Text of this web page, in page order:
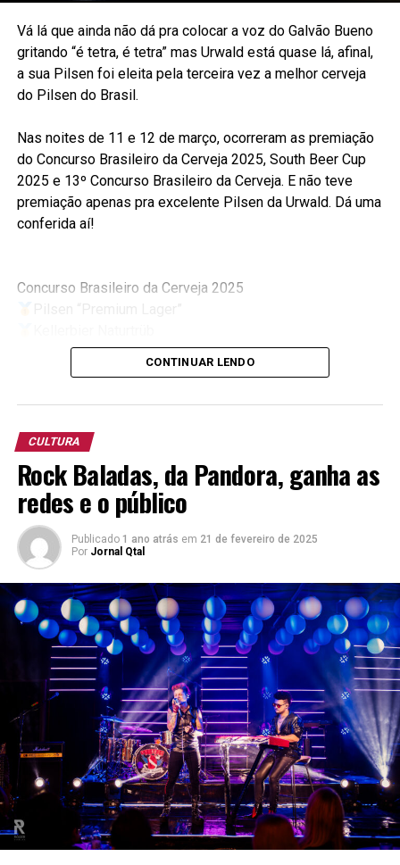
Vá lá que ainda não dá pra colocar a voz do Galvão Bueno
gritando “é tetra, é tetra” mas Urwald está quase lá, afinal,
a sua Pilsen foi eleita pela terceira vez a melhor cerveja
do Pilsen do Brasil.
Nas noites de 11 e 12 de março, ocorreram as premiação
do Concurso Brasileiro da Cerveja 2025, South Beer Cup
2025 e 13º Concurso Brasileiro da Cerveja. E não teve
premiação apenas pra excelente Pilsen da Urwald. Dá uma
conferida aí!
Concurso Brasileiro da Cerveja 2025
German Pilsner
(Copa Libertadores)
13º Concurso Brasileiro da Cerveja.
Porter
Oktoberfest
Kellerbier Naturtrüb
CONTINUAR LENDO
CULTURA
Rock Baladas, da Pandora, ganha as
redes e o público
Publicado 1 ano atrás em 21 de fevereiro de 2025
Por Jornal Qtal